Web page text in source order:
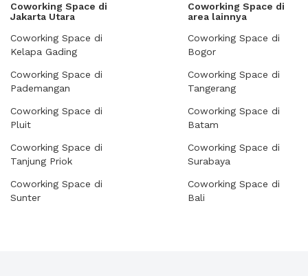
Coworking Space di
Jakarta Utara
Coworking Space di
Kelapa Gading
Coworking Space di
Pademangan
Coworking Space di
Pluit
Coworking Space di
Tanjung Priok
Coworking Space di
Sunter
Coworking Space di
area lainnya
Coworking Space di
Bogor
Coworking Space di
Tangerang
Coworking Space di
Batam
Coworking Space di
Surabaya
Coworking Space di
Bali